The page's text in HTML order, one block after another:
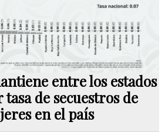
entre los estados
de secuestros de
en el país